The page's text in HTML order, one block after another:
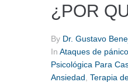
¿POR
By Dr. Gustavo
In Ataques de pánico
Psicológica Para
Ansiedad Terapia